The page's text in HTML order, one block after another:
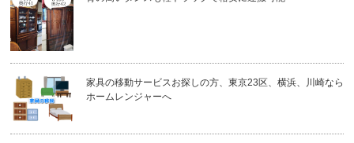
家具の移動サービスお探しの方、東京23区、横浜、川崎なら
ホームレンジャーへ